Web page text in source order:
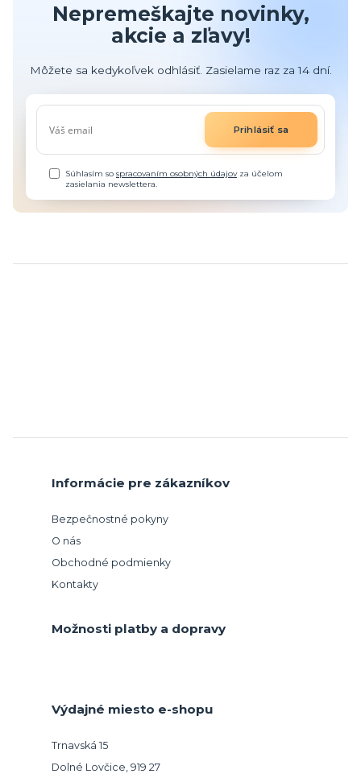
Nepremeškajte novinky,
akcie a zľavy!
Môžete sa kedykoľvek odhlásiť. Zasielame raz za 14 dní.
Prihlásiť sa
Súhlasím sospracovaním osobných údajovza účelom
zasielania newslettera.
Informácie pre zákazníkov
Bezpečnostné pokyny
O nás
Obchodné podmienky
Kontakty
Možnosti platby a dopravy
Výdajné miesto e-shopu
Trnavská 15
Dolné Lovčice, 919 27